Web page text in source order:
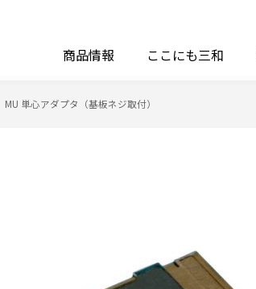
商品情報 ここにも三和
MU 単心アダプタ（基板ネジ取付）